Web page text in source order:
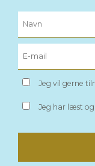
Jeg vil gerne
Jeg har læst